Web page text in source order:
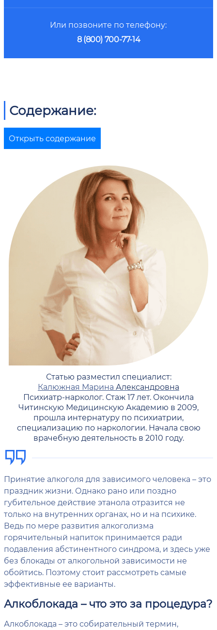
Или позвоните по телефону:
8 (800) 700-77-14
Содержание:
Открыть содержание
Статью разместил специалист:
Калюжная Марина Александровна
Психиатр-нарколог. Стаж 17 лет. Окончила
Читинскую Медицинскую Академию в 2009,
прошла интернатуру по психиатрии,
специализацию по наркологии. Начала свою
врачебную деятельность в 2010 году.
Принятие алкоголя для зависимого человека – это
праздник жизни. Однако рано или поздно
губительное действие этанола отразится не
только на внутренних органах, но и на психике.
Ведь по мере развития алкоголизма
горячительный напиток принимается ради
подавления абстинентного синдрома, и здесь уже
без блокады от алкогольной зависимости не
обойтись. Поэтому стоит рассмотреть самые
эффективные ее варианты.
Алкоблокада – что это за процедура?
Алкоблокада – это собирательный термин,